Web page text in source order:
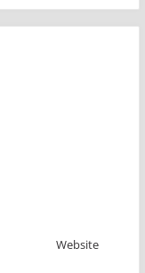
Website